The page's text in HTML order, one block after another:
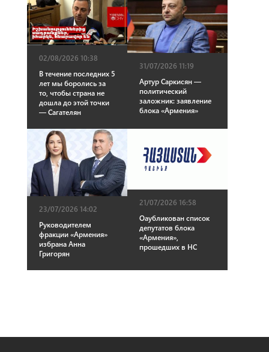
02/08/2026 10:38
В течение последних 5
лет мы боролись за
то, чтобы страна не
дошла до этой точки
— Сагателян
31/07/2026 11:19
Артур Саркисян —
политический
заложник: заявление
блока «Армения»
23/07/2026 14:02
Руководителем
фракции «Армения»
избрана Анна
Григорян
21/07/2026 16:58
Оаубликован список
депутатов блока
«Армения»,
прошедших в НС